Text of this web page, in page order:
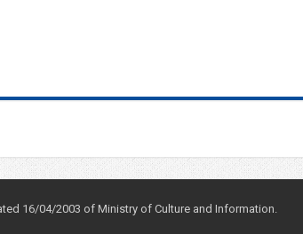
16/04/2003 of Ministry of Culture and Information.